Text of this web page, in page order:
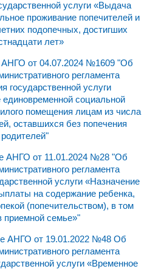
услуги «Выдача
проживание попечителей и
подопечных, достигших
лет»
от 04.07.2024 №1609 "Об
регламента
государственной услуги
социальной
помещения лицам из числа
оставшихся без попечения
родителей"
АНГО от 11.01.2024 №28 "Об
регламента
услуги «Назначение
на содержание ребенка,
(попечительством), в том
приемной семье»"
АНГО от 19.01.2022 №48 Об
регламента
услуги «Временное